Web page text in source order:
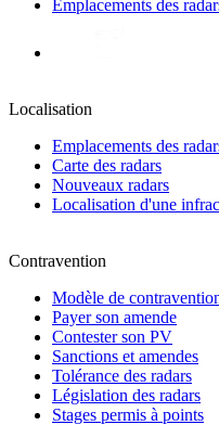
Emplacements des
Localisation
Emplacements des
Carte des radars
Nouveaux radars
Localisation d'une
Contravention
Modèle de
Payer son amende
Contester son PV
Sanctions et amendes
Tolérance des radars
Législation des radars
Stages permis à points